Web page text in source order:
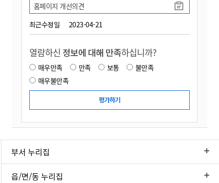
최근수정일 2023-04-21
홈페이지 개선의견
열람하신 정보에 대해 만족하십니까?
매우만족 만족 보통
불만족
매우불만족
부서 누리집
읍/면/동 누리집